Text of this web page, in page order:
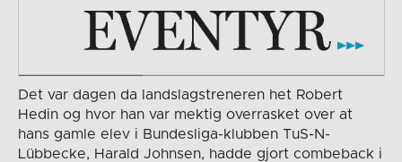
Det var dagen da landslagstreneren het Robert
Hedin og hvor han var mektig overrasket over at
hans gamle elev i Bundesliga-klubben TuS-N-
Lübbecke, Harald Johnsen, hadde gjort combeback i